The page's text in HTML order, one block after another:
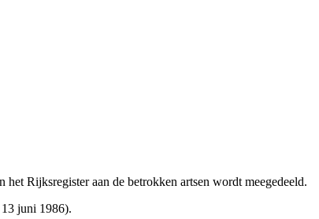
Rijksregister aan de betrokken artsen wordt meegedeeld.
juni 1986).